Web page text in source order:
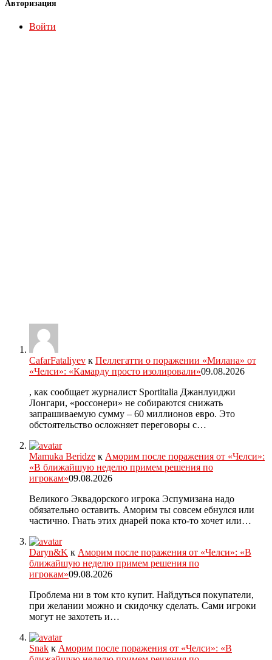
Авторизация
Войти
CafarFataliyev к Пеллегатти о поражении «Милана» от
«Челси»: «Камарду просто изолировали»09.08.2026
, как сообщает журналист Sportitalia Джанлуиджи
Лонгари, «россонери» не собираются снижать
запрашиваемую сумму – 60 миллионов евро. Это
обстоятельство осложняет переговоры с…
Mamuka Beridze к Аморим после поражения от «Челси»:
«В ближайшую неделю примем решения по
игрокам»09.08.2026
Великого Эквадорского игрока Эспумизана надо
обязательно оставить. Аморим ты совсем ебнулся или
частично. Гнать этих днарей пока кто-то хочет или…
Daryn&K к Аморим после поражения от «Челси»: «В
ближайшую неделю примем решения по
игрокам»09.08.2026
Проблема ни в том кто купит. Найдуться покупатели,
при желании можно и скидочку сделать. Сами игроки
могут не захотеть и…
Snak к Аморим после поражения от «Челси»: «В